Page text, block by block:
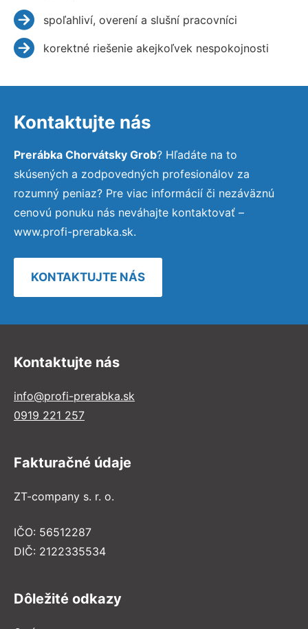
spoľahliví, overení a slušní pracovníci
korektné riešenie akejkoľvek nespokojnosti
Kontaktujte nás
Prerábka Chorvátsky Grob? Hľadáte na to
skúsených a zodpovedných profesionálov za
rozumný peniaz? Pre viac informácií či nezáväznú
cenovú ponuku nás neváhajte kontaktovať –
www.profi-prerabka.sk.
KONTAKTUJTE NÁS
Kontaktujte nás
info@profi-prerabka.sk
0919 221 257
Fakturačné údaje
ZT-company s. r. o.
IČO: 56512287
DIČ: 2122335534
Dôležité odkazy